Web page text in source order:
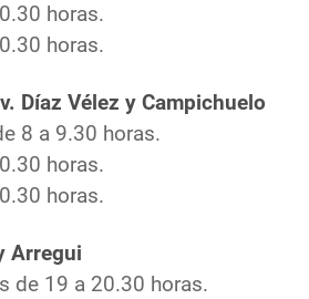
horas.
horas.
Díaz Vélez y Campichuelo
8 a 9.30 horas.
horas.
horas.
Arregui
de 19 a 20.30 horas.